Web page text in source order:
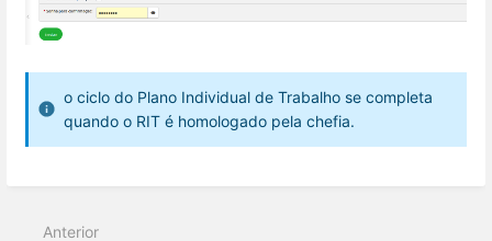
o ciclo do Plano Individual de Trabalho se completa
quando o RIT é homologado pela chefia.
Anterior